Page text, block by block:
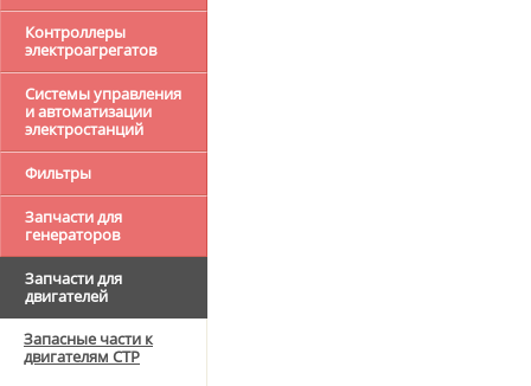
Контроллеры
электроагрегатов
Системы управления
и автоматизации
электростанций
Фильтры
Запчасти для
генераторов
Запчасти для
двигателей
Запасные части к
двигателям CTP